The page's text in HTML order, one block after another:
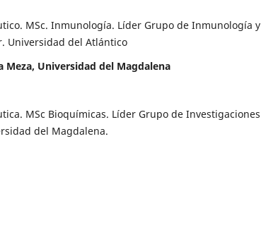
MSc. Inmunología. Líder Grupo de Inmunología y
Universidad del Atlántico
Meza, Universidad del Magdalena
MSc Bioquímicas. Líder Grupo de Investigaciones
del Magdalena.